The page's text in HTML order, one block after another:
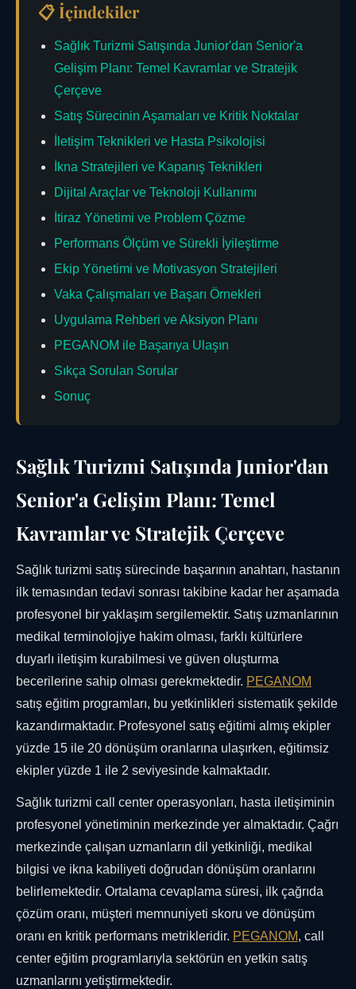
📋 İçindekiler
Sağlık Turizmi Satışında Junior'dan Senior'a
Gelişim Planı: Temel Kavramlar ve Stratejik
Çerçeve
Satış Sürecinin Aşamaları ve Kritik Noktalar
İletişim Teknikleri ve Hasta Psikolojisi
İkna Stratejileri ve Kapanış Teknikleri
Dijital Araçlar ve Teknoloji Kullanımı
İtiraz Yönetimi ve Problem Çözme
Performans Ölçüm ve Sürekli İyileştirme
Ekip Yönetimi ve Motivasyon Stratejileri
Vaka Çalışmaları ve Başarı Örnekleri
Uygulama Rehberi ve Aksiyon Planı
PEGANOM ile Başarıya Ulaşın
Sıkça Sorulan Sorular
Sonuç
Sağlık Turizmi Satışında Junior'dan
Senior'a Gelişim Planı: Temel
Kavramlar ve Stratejik Çerçeve
Sağlık turizmi satış sürecinde başarının anahtarı, hastanın
ilk temasından tedavi sonrası takibine kadar her aşamada
profesyonel bir yaklaşım sergilemektir. Satış uzmanlarının
medikal terminolojiye hakim olması, farklı kültürlere
duyarlı iletişim kurabilmesi ve güven oluşturma
becerilerine sahip olması gerekmektedir. PEGANOM
satış eğitim programları, bu yetkinlikleri sistematik şekilde
kazandırmaktadır. Profesyonel satış eğitimi almış ekipler
yüzde 15 ile 20 dönüşüm oranlarına ulaşırken, eğitimsiz
ekipler yüzde 1 ile 2 seviyesinde kalmaktadır.
Sağlık turizmi call center operasyonları, hasta iletişiminin
profesyonel yönetiminin merkezinde yer almaktadır. Çağrı
merkezinde çalışan uzmanların dil yetkinliği, medikal
bilgisi ve ikna kabiliyeti doğrudan dönüşüm oranlarını
belirlemektedir. Ortalama cevaplama süresi, ilk çağrıda
çözüm oranı, müşteri memnuniyeti skoru ve dönüşüm
oranı en kritik performans metrikleridir. PEGANOM, call
center eğitim programlarıyla sektörün en yetkin satış
uzmanlarını yetiştirmektedir.